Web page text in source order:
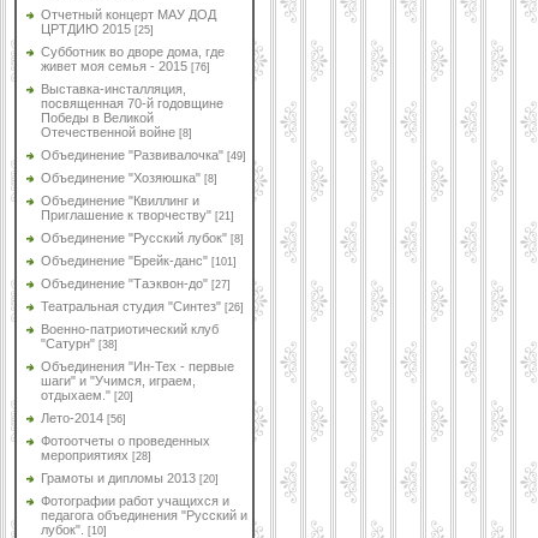
Отчетный концерт МАУ ДОД
ЦРТДИЮ 2015 [25]
Субботник во дворе дома, где
живет моя семья - 2015 [76]
Выставка-инсталляция,
посвященная 70-й годовщине
Победы в Великой
Отечественной войне [8]
Объединение "Развивалочка" [49]
Объединение "Хозяюшка" [8]
Объединение "Квиллинг и
Приглашение к творчеству" [21]
Объединение "Русский лубок" [8]
Объединение "Брейк-данс" [101]
Объединение "Таэквон-до" [27]
Театральная студия "Синтез" [26]
Военно-патриотический клуб
"Сатурн" [38]
Объединения "Ин-Тех - первые
шаги" и "Учимся, играем,
отдыхаем." [20]
Лето-2014 [56]
Фотоотчеты о проведенных
мероприятиях [28]
Грамоты и дипломы 2013 [20]
Фотографии работ учащихся и
педагога объединения "Русский и
лубок".
[10]